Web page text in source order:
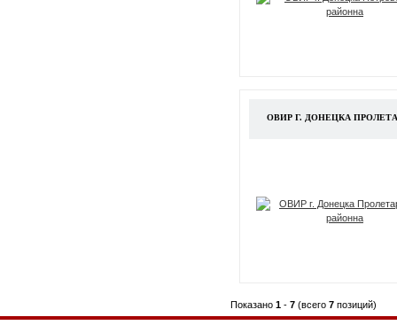
ОВИР Г. ДОНЕЦКА
Показано 1 - 7 (всего 7 позиций)